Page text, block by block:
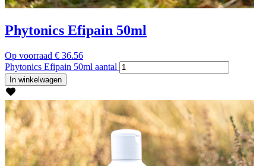
Phytonics Efipain 50ml
Op voorraad € 36.56
Phytonics Efipain 50ml aantal
In winkelwagen